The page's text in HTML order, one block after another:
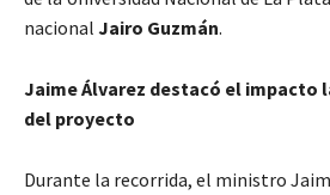
nacional Jairo Guzmán.
Jaime Álvarez destacó el impacto
del proyecto
Durante la recorrida, el ministro